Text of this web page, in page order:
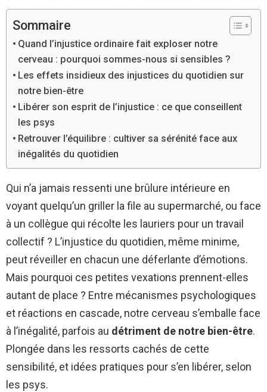
Sommaire
Quand l’injustice ordinaire fait exploser notre
cerveau : pourquoi sommes-nous si sensibles ?
Les effets insidieux des injustices du quotidien sur
notre bien-être
Libérer son esprit de l’injustice : ce que conseillent
les psys
Retrouver l’équilibre : cultiver sa sérénité face aux
inégalités du quotidien
Qui n’a jamais ressenti une brûlure intérieure en
voyant quelqu’un griller la file au supermarché, ou face
à un collègue qui récolte les lauriers pour un travail
collectif ? L’injustice du quotidien, même minime,
peut réveiller en chacun une déferlante d’émotions.
Mais pourquoi ces petites vexations prennent-elles
autant de place ? Entre mécanismes psychologiques
et réactions en cascade, notre cerveau s’emballe face
à l’inégalité, parfois au détriment de notre bien-être.
Plongée dans les ressorts cachés de cette
sensibilité, et idées pratiques pour s’en libérer, selon
les psys.